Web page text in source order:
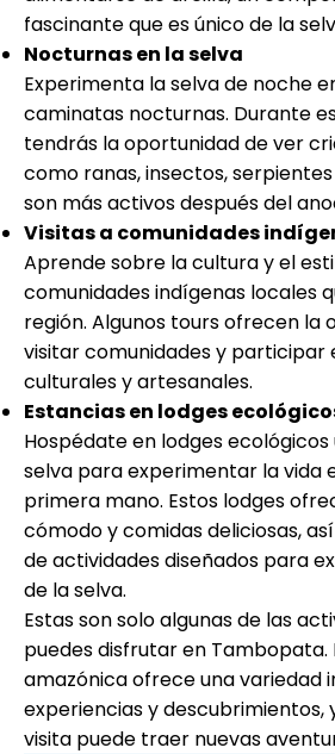
fascinante que es único de la
Nocturnas en la selva
Experimenta la selva de noche
caminatas nocturnas. Durante
tendrás la oportunidad de ver
como ranas, insectos,
son más activos después del
Visitas a comunidades
Aprende sobre la cultura y el
comunidades indígenas locales
región. Algunos tours ofrecen la
visitar comunidades y participar
culturales y artesanales.
Estancias en lodges
Hospédate en lodges
selva para experimentar la vida
primera mano. Estos lodges
cómodo y comidas deliciosas,
de actividades diseñados para
de la selva.
Estas son solo algunas de las
puedes disfrutar en Tambopata.
amazónica ofrece una variedad
experiencias y descubrimientos,
visita puede traer nuevas